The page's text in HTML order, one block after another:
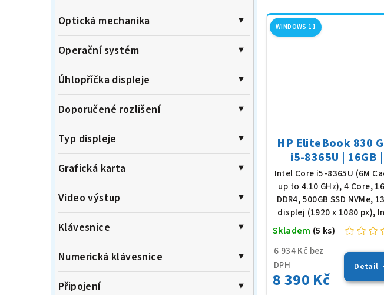
Optická mechanika
Operační systém
Úhlopříčka displeje
Doporučené rozlišení
Typ displeje
Grafická karta
Video výstup
Klávesnice
Numerická klávesnice
Připojení
WINDOWS 11
HP EliteBook 830
i5-8365U | 16GB |
500GB SSD | 13,3"
| Win 11
Intel Core i5-8365U (6M
up to 4.10 GHz), 4 Core,
DDR4, 500GB SSD NVMe,
displej (1920 x 1080 px),
HD Graphics 620,
klávesnice, Win 11 Pro
6 934 Kč bez
DPH
8 390 Kč
Skladem (5 ks)
Detail